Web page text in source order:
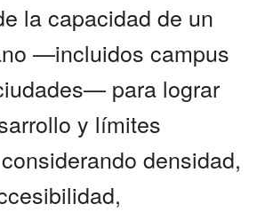
la capacidad de un
—incluidos campus
para lograr
y límites
densidad,